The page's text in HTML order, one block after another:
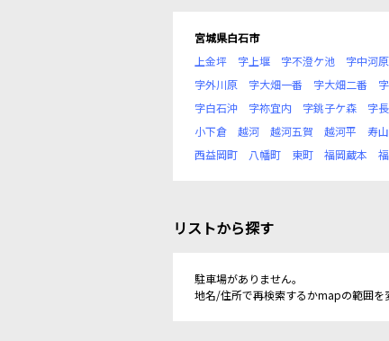
宮城県白石市
上金坪
字上堰 字不澄ケ池 字中河原
字外川原
字大畑一番 字大畑二番
字白石沖
字祢宜内 字銚子ケ森 字
小下倉
越河 越河五賀 越河平 寿山
西益岡町
八幡町 東町 福岡蔵本
リストから探す
駐車場がありません。
地名/住所で再検索するかmapの範囲を